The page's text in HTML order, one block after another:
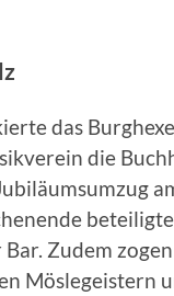
das
die
Zudem
Möslegeistern